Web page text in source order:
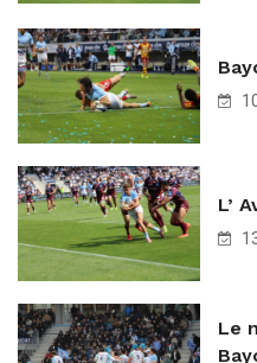
L’
Le